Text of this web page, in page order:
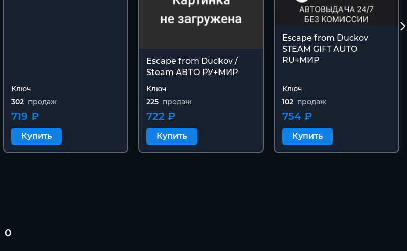
Ключ
302 продаж
719 ₽
Купить
Escape from Duckov /
Steam АВТО РУ+МИР
Ключ
225 продаж
722 ₽
Купить
Escape from Duckov
STEAM GIFT AUTO
RU+МИР
Ключ
102 продаж
754 ₽
Купить
0